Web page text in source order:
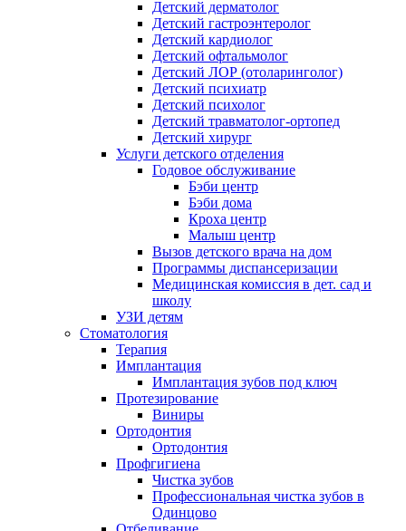
Детский дерматолог
Детский гастроэнтеролог
Детский кардиолог
Детский офтальмолог
Детский ЛОР (отоларинголог)
Детский психиатр
Детский психолог
Детский травматолог-ортопед
Детский хирург
Услуги детского отделения
Годовое обслуживание
Бэби центр
Бэби дома
Кроха центр
Малыш центр
Вызов детского врача на дом
Программы диспансеризации
Медицинская комиссия в дет. сад и
школу
УЗИ детям
Стоматология
Терапия
Имплантация
Имплантация зубов под ключ
Протезирование
Виниры
Ортодонтия
Ортодонтия
Профгигиена
Чистка зубов
Профессиональная чистка зубов в
Одинцово